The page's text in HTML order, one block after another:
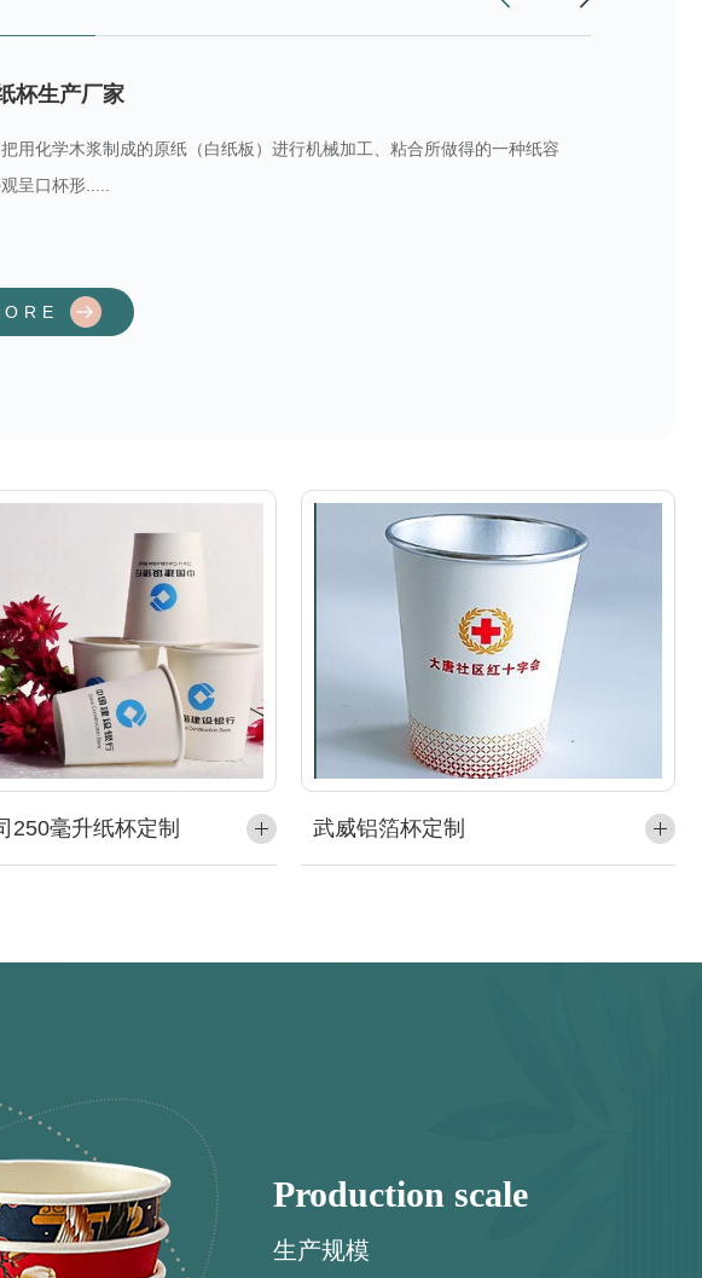
杯生产厂家
用化学木浆制成的原纸（白纸板）进行机械加工、粘合所做得的一种纸容
呈口杯形.....
250毫升纸杯定制 武威铝箔杯定制
Production scale
生产规模